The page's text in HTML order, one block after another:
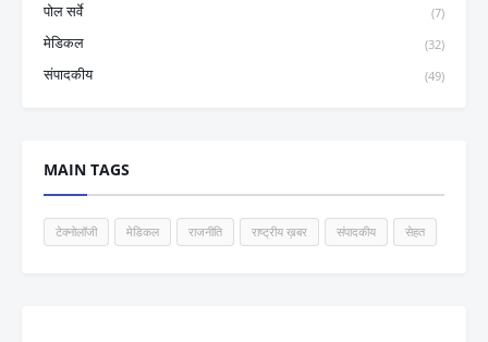
पोल सर्वे (7)
मेडिकल (32)
संपादकीय (49)
MAIN TAGS
टेक्नोलॉजी मेडिकल राजनीति राष्ट्रीय ख़बर संपादकीय सेहत